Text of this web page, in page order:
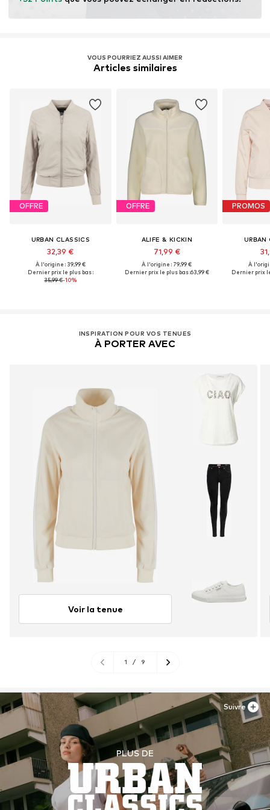
VOUS POURRIEZ AUSSI AIMER
Articles similaires
OFFRE
URBAN CLASSICS
32,39 €
À l'origine : 39,99 €
Dernier prix le plus bas :
35,99 €-10%
OFFRE
ALIFE & KICKIN
71,99 €
À l'origine : 79,99 €
Dernier prix le plus bas :63,99 €
PROMOS
URBAN
À
Dernier prix
INSPIRATION POUR VOS TENUES
À PORTER AVEC
Voir la tenue
1 / 9
PLUS DE
Suivre